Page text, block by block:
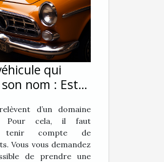
qui
nom : Est-
d’un domaine
Pour cela, il faut
tenir compte de
Vous vous demandez
de prendre une